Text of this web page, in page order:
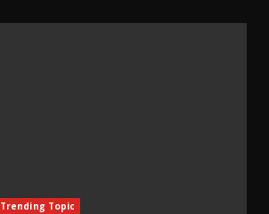
Trending Topic